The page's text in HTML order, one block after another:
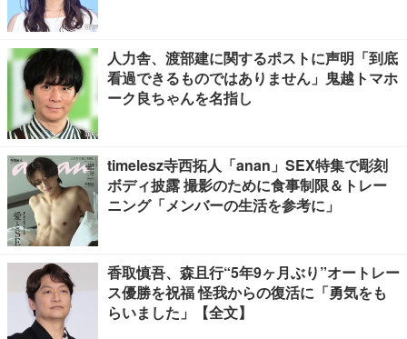
人力舎、渡部建に関するポストに声明「到底
看過できるものではありません」鬼越トマホ
ーク良ちゃんを名指し
timelesz寺西拓人「anan」SEX特集で彫刻
ボディ披露 撮影のために食事制限＆トレー
ニング「メンバーの生活を参考に」
香取慎吾、森且行“5年9ヶ月ぶり”オートレー
ス優勝を祝福 怪我からの復活に「勇気をも
らいました」【全文】